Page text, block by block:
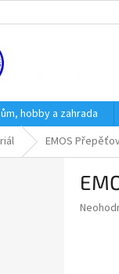
hobby a zahrada
EMOS